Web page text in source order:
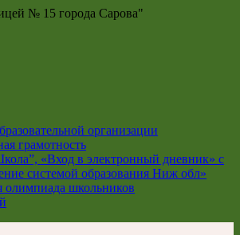
№ 15 города Сарова"
организации
грамотность
«Вход в электронный дневник» с
системой образования Ниж обл»
олимпиада школьников